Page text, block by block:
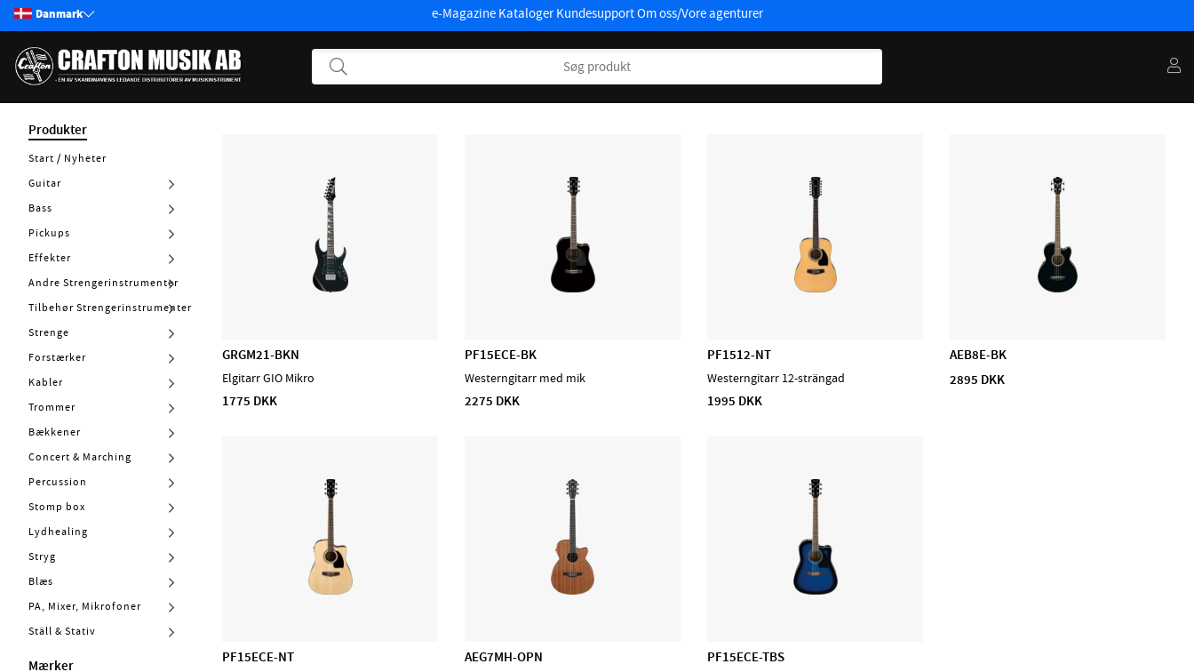
Danmark e-Magazine Kataloger KundesupportOm oss/Vore agenturer
Produkter
Start / Nyheter
Guitar
Bass
Pickups
Effekter
Andre Strengerinstrumenter
Tilbehør Strengerinstrumenter
Strenge
Forstærker
Kabler
Trommer
Bækkener
Concert & Marching
Percussion
Stomp box
Lydhealing
Stryg
Blæs
PA, Mixer, Mikrofoner
Ställ & Stativ
Mærker
GRGM21-BKN
Elgitarr GIO Mikro
1775 DKK
PF15ECE-BK
Westerngitarr med mik
2275 DKK
PF1512-NT
Westerngitarr 12-strängad
1995 DKK
AEB8E-BK
2895 DKK
PF15ECE-NT AEG7MH-OPN PF15ECE-TBS